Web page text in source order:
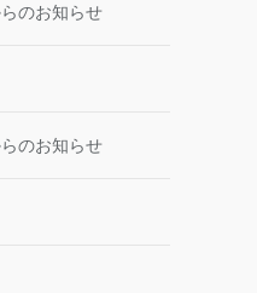
のお知らせ
のお知らせ